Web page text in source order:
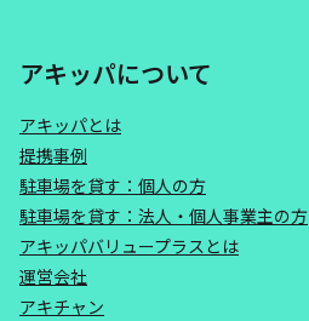
アキッパについて
アキッパとは
提携事例
駐車場を貸す：個人の方
駐車場を貸す：法人・個人事業主の方
アキッパバリュープラスとは
運営会社
アキチャン